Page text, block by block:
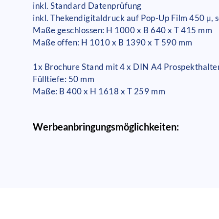
inkl. Standard Datenprüfung
inkl. Thekendigitaldruck auf Pop-Up Film 450 µ,
Maße geschlossen: H 1000 x B 640 x T 415 mm
Maße offen: H 1010 x B 1390 x T 590 mm
1x Brochure Stand mit 4 x DIN A4
Fülltiefe: 50 mm
Maße: B 400 x H 1618 x T 259 mm
Werbeanbringungsmöglichkeiten: